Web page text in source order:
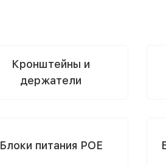
Кронштейны и
держатели
Блоки питания POE